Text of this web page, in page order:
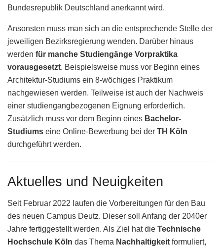
Bundesrepublik Deutschland anerkannt wird.
Ansonsten muss man sich an die entsprechende Stelle der
jeweiligen Bezirksregierung wenden. Darüber hinaus
werden für manche Studiengänge Vorpraktika
vorausgesetzt. Beispielsweise muss vor Beginn eines
Architektur-Studiums ein 8-wöchiges Praktikum
nachgewiesen werden. Teilweise ist auch der Nachweis
einer studiengangbezogenen Eignung erforderlich.
Zusätzlich muss vor dem Beginn eines Bachelor-
Studiums eine Online-Bewerbung bei der TH Köln
durchgeführt werden.
Aktuelles und Neuigkeiten
Seit Februar 2022 laufen die Vorbereitungen für den Bau
des neuen Campus Deutz. Dieser soll Anfang der 2040er
Jahre fertiggestellt werden. Als Ziel hat die Technische
Hochschule Köln das Thema Nachhaltigkeit formuliert,